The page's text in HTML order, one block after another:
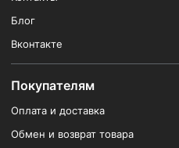
Блог
Вконтакте
Покупателям
Оплата и доставка
Обмен и возврат товара